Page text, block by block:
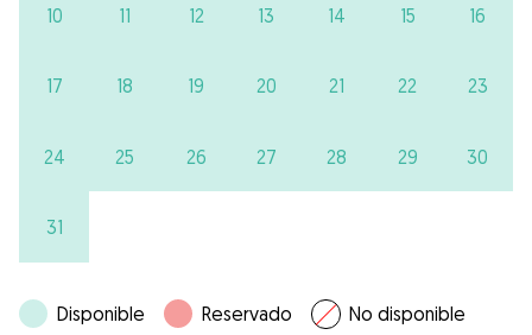
10 11 12 13 14 15 16
17 18 19 20 21 22 23
24 25 26 27 28 29 30
31
Disponible Reservado No disponible